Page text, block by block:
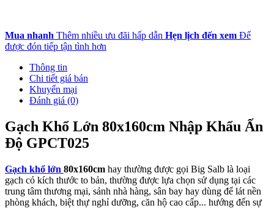
Mua nhanh Thêm nhiều ưu đãi hấp dẫn Hẹn lịch đến xem Để
được đón tiếp tận tình hơn
Thông tin
Chi tiết giá bán
Khuyến mại
Đánh giá (0)
Gạch Khổ Lớn 80x160cm Nhập Khẩu Ấn
Độ GPCT025
Gạch khổ lớn 80x160cm hay thường được gọi Big Salb là loại
gạch có kích thước to bản, thường được lựa chọn sử dụng tại các
trung tâm thương mại, sảnh nhà hàng, sân bay hay dùng để lát nền
phòng khách, biệt thự nghỉ dưỡng, căn hộ cao cấp... hướng đến sự